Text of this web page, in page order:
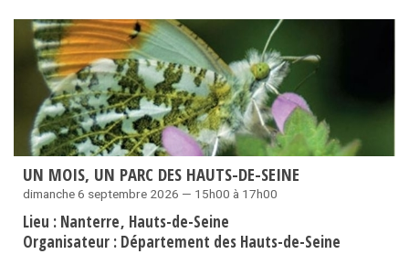
UN MOIS, UN PARC DES HAUTS-DE-SEINE
dimanche 6 septembre 2026 — 15h00 à 17h00
Lieu : Nanterre Hauts-de-Seine
Organisateur : Département des Hauts-de-Seine